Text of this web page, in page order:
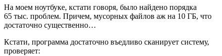
На моем ноутбуке, кстати говоря, было найдено порядка
65 тыс. проблем. Причем, мусорных файлов аж на 10 ГБ, что
достаточно существенно…
Кстати, программа достаточно въедливо сканирует систему,
проверяет: